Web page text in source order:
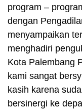
program –
dengan
menyampaikan
menghadiri
Kota Palembang
kami sangat
kasih karena
bersinergi ke